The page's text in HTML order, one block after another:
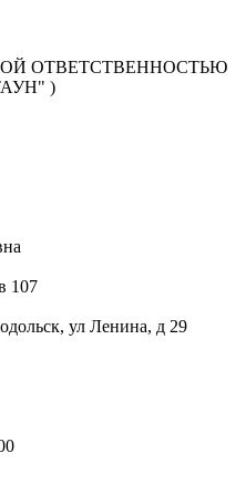
ОТВЕТСТВЕННОСТЬЮ
)
107
ул Ленина, д 29